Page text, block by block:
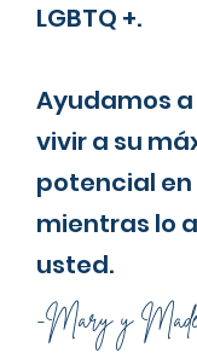
LGBTQ +.
Ayudamos a
vivir a su
potencial en
mientras lo
usted.
-Mary y